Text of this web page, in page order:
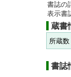
書誌の
表示書
蔵書
所蔵数
書誌